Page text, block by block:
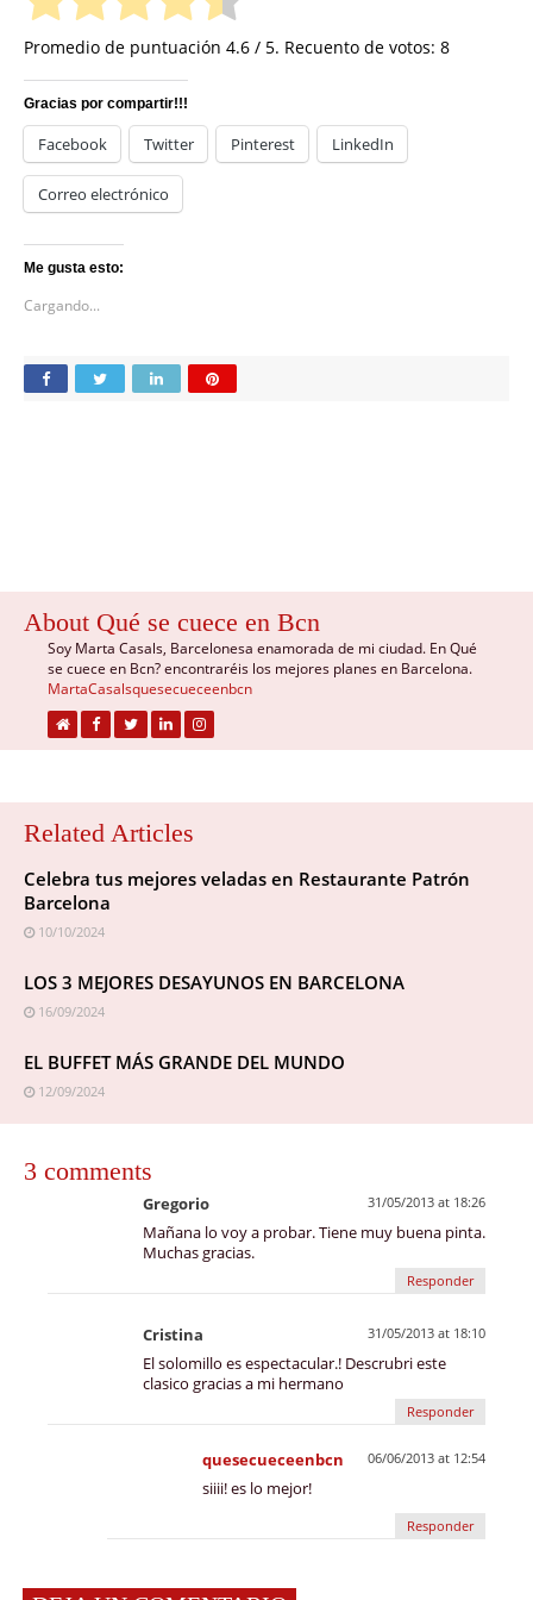
Promedio de puntuación 4.6 / 5. Recuento de votos: 8
Gracias por compartir!!!
Facebook Twitter Pinterest LinkedIn
Correo electrónico
Me gusta esto:
Cargando...
About Qué se cuece en Bcn
Soy Marta Casals, Barcelonesa enamorada de mi ciudad. En Qué
se cuece en Bcn? encontraréis los mejores planes en Barcelona.
MartaCasalsquesecueceenbcn
Related Articles
Celebra tus mejores veladas en Restaurante Patrón
Barcelona
10/10/2024
LOS 3 MEJORES DESAYUNOS EN BARCELONA
16/09/2024
EL BUFFET MÁS GRANDE DEL MUNDO
12/09/2024
3 comments
Gregorio 31/05/2013 at 18:26
Mañana lo voy a probar. Tiene muy buena pinta.
Muchas gracias.
Responder
Cristina 31/05/2013 at 18:10
El solomillo es espectacular.! Descrubri este
clasico gracias a mi hermano
Responder
quesecueceenbcn 06/06/2013 at 12:54
siiii! es lo mejor!
Responder